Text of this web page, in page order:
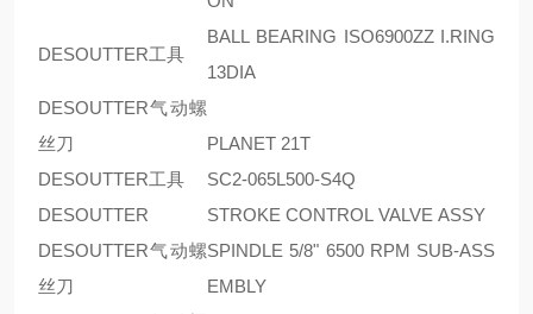
DESOUTTER工具
BALL BEARING ISO6900ZZ I.RING
13DIA
DESOUTTER气动螺
丝刀
PLANET 21T
DESOUTTER工具
SC2-065L500-S4Q
DESOUTTER
STROKE CONTROL VALVE ASSY
DESOUTTER气动螺
丝刀
SPINDLE 5/8" 6500 RPM SUB-ASS
EMBLY